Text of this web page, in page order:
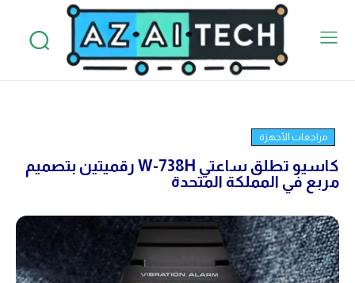
مراجعات الأجهزة
كاسيو تطلق ساعتي W-738H رقميتين بتصميم
مربع في المملكة المتحدة